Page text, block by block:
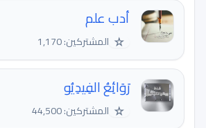
أدب علم
☆ المشتركين: 1,170
رَوَائِعُ الفِيدِيُو
☆ المشتركين: 44,500